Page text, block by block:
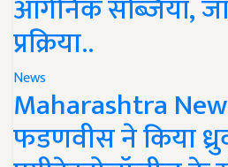
ऑर्गेनिक सब्जियां,
प्रक्रिया..
News
Maharashtra
फडणवीस ने किया